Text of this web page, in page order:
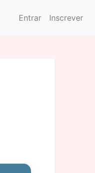
Entrar Inscrever